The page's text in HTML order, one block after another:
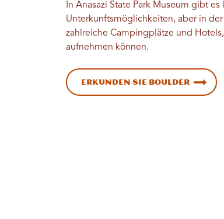
In Anasazi State Park Museum gibt es
Unterkunftsmöglichkeiten, aber in
zahlreiche Campingplätze und
aufnehmen können.
Erkunden Sie Boulder